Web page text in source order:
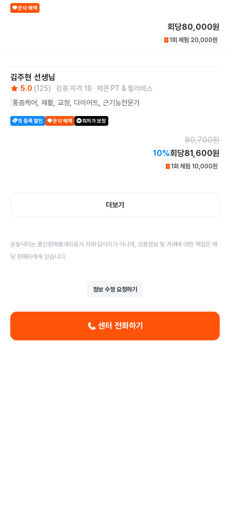
운닥 혜택
회당80,000원
1회 체험 20,000원
김주현 선생님
5.0 (125) 검증 자격 18
체온 PT & 필라테스
통증케어, 재활, 교정, 다이어트, 근기능전문가
첫 등록 할인 운닥 혜택 최저가 보장
90,700원
10%회당81,600원
1회 체험 10,000원
더보기
운동닥터는 통신판매중개자로서 거래 당사자가 아니며, 상품정보 및 거래에 대한 책임은 해
당 판매자에게 있습니다.
정보 수정 요청하기
센터 전화하기